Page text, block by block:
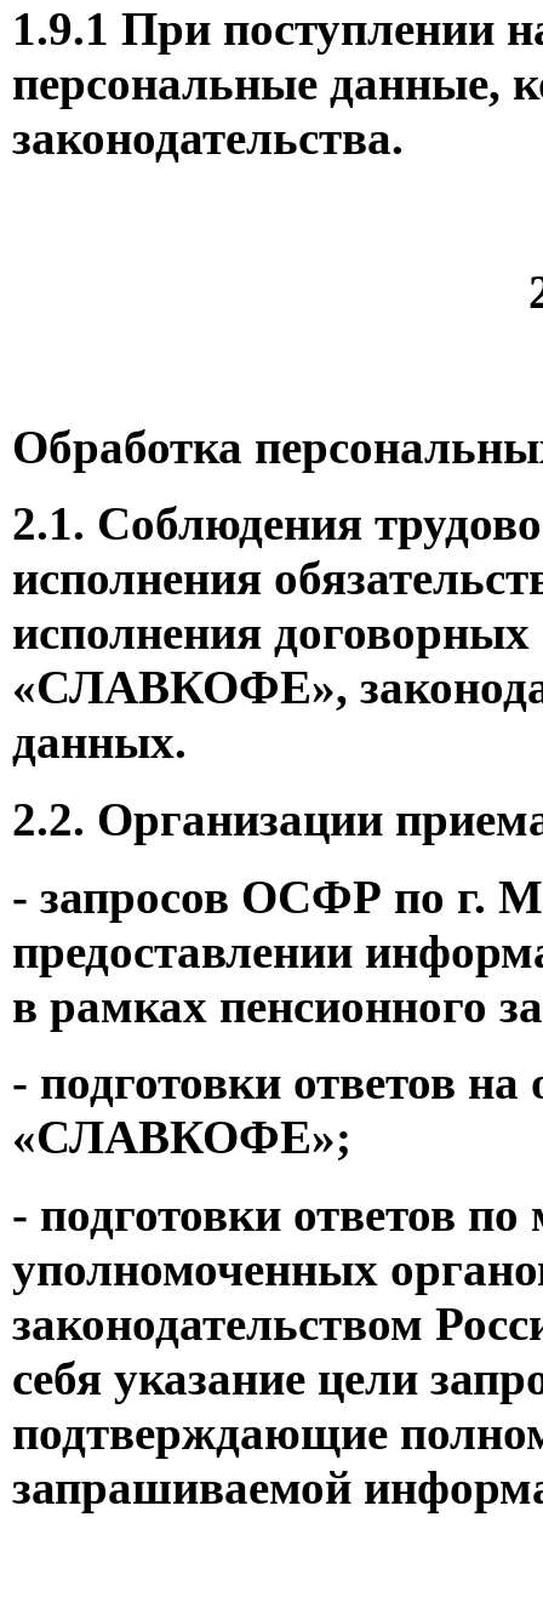
1.9.1 При поступлении
персональные данные,
законодательства.
Обработка
2.1. Соблюдения
исполнения
исполнения
«СЛАВКОФЕ»,
данных.
2.2. Организации
- запросов ОСФР по г.
предоставлении
в рамках пенсионного
- подготовки ответов
«СЛАВКОФЕ»;
- подготовки ответов
уполномоченных
законодательством
себя указание цели
подтверждающие
запрашиваемой